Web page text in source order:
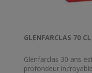
GLENFARCLAS 70
Glenfarclas 30 ans
profondeur